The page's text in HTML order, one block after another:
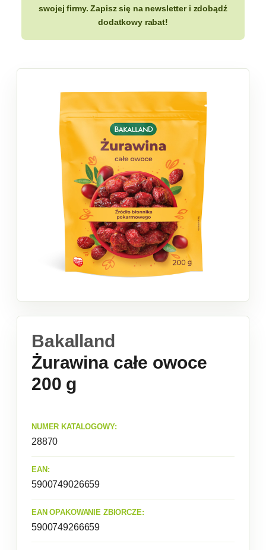
swojej firmy. Zapisz się na newsletter i zdobądź
dodatkowy rabat!
Bakalland
Żurawina całe owoce
200 g
NUMER KATALOGOWY:
28870
EAN:
5900749026659
EAN OPAKOWANIE ZBIORCZE:
5900749266659